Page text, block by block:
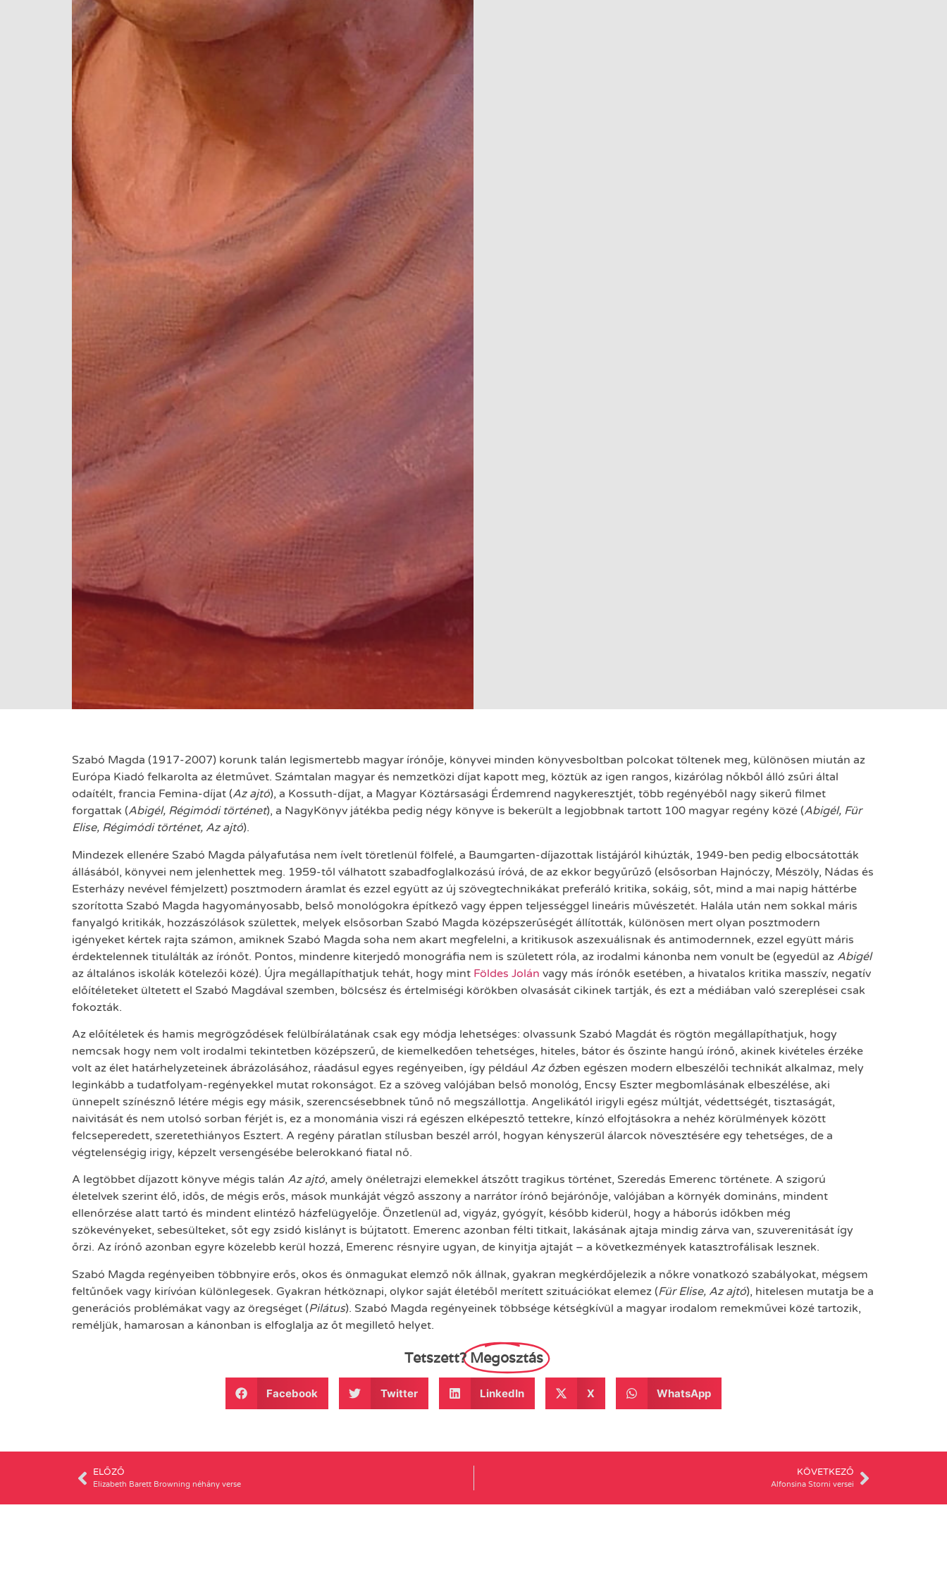
Szabó Magda (1917-2007) korunk talán legismertebb magyar írónője, könyvei minden könyvesboltban polcokat töltenek meg, különösen miután az
Európa Kiadó felkarolta az életművet. Számtalan magyar és nemzetközi díjat kapott meg, köztük az igen rangos, kizárólag nőkből álló zsűri által
odaítélt, francia Femina-díjat (Az ajtó), a Kossuth-díjat, a Magyar Köztársasági Érdemrend nagykeresztjét, több regényéből nagy sikerű filmet
forgattak (Abigél, Régimódi történet), a NagyKönyv játékba pedig négy könyve is bekerült a legjobbnak tartott 100 magyar regény közé (Abigél, Für
Elise, Régimódi történet, Az ajtó).
Mindezek ellenére Szabó Magda pályafutása nem ívelt töretlenül fölfelé, a Baumgarten-díjazottak listájáról kihúzták, 1949-ben pedig elbocsátották
állásából, könyvei nem jelenhettek meg. 1959-től válhatott szabadfoglalkozású íróvá, de az ekkor begyűrűző (elsősorban Hajnóczy, Mészöly, Nádas és
Esterházy nevével fémjelzett) posztmodern áramlat és ezzel együtt az új szövegtechnikákat preferáló kritika, sokáig, sőt, mind a mai napig háttérbe
szorította Szabó Magda hagyományosabb, belső monológokra építkező vagy éppen teljességgel lineáris művészetét. Halála után nem sokkal máris
fanyalgó kritikák, hozzászólások születtek, melyek elsősorban Szabó Magda középszerűségét állították, különösen mert olyan posztmodern
igényeket kértek rajta számon, amiknek Szabó Magda soha nem akart megfelelni, a kritikusok aszexuálisnak és antimodernnek, ezzel együtt máris
érdektelennek titulálták az írónőt. Pontos, mindenre kiterjedő monográfia nem is született róla, az irodalmi kánonba nem vonult be (egyedül az Abigél
az általános iskolák kötelezői közé). Újra megállapíthatjuk tehát, hogy mint Földes Jolán vagy más írónők esetében, a hivatalos kritika masszív, negatív
előítéleteket ültetett el Szabó Magdával szemben, bölcsész és értelmiségi körökben olvasását cikinek tartják, és ezt a médiában való szereplései csak
fokozták.
Az előítéletek és hamis megrögződések felülbírálatának csak egy módja lehetséges: olvassunk Szabó Magdát és rögtön megállapíthatjuk, hogy
nemcsak hogy nem volt irodalmi tekintetben középszerű, de kiemelkedően tehetséges, hiteles, bátor és őszinte hangú írónő, akinek kivételes érzéke
volt az élet határhelyzeteinek ábrázolásához, ráadásul egyes regényeiben, így például Az őzben egészen modern elbeszélői technikát alkalmaz, mely
leginkább a tudatfolyam-regényekkel mutat rokonságot. Ez a szöveg valójában belső monológ, Encsy Eszter megbomlásának elbeszélése, aki
ünnepelt színésznő létére mégis egy másik, szerencsésebbnek tűnő nő megszállottja. Angelikától irigyli egész múltját, védettségét, tisztaságát,
naivitását és nem utolsó sorban férjét is, ez a monománia viszi rá egészen elképesztő tettekre, kínzó elfojtásokra a nehéz körülmények között
felcseperedett, szeretethiányos Esztert. A regény páratlan stílusban beszél arról, hogyan kényszerül álarcok növesztésére egy tehetséges, de a
végtelenségig irigy, képzelt versengésébe belerokkanó fiatal nő.
A legtöbbet díjazott könyve mégis talán Az ajtó, amely önéletrajzi elemekkel átszőtt tragikus történet, Szeredás Emerenc története. A szigorú
életelvek szerint élő, idős, de mégis erős, mások munkáját végző asszony a narrátor írónő bejárónője, valójában a környék domináns, mindent
ellenőrzése alatt tartó és mindent elintéző házfelügyelője. Önzetlenül ad, vigyáz, gyógyít, később kiderül, hogy a háborús időkben még
szökevényeket, sebesülteket, sőt egy zsidó kislányt is bújtatott. Emerenc azonban félti titkait, lakásának ajtaja mindig zárva van, szuverenitását így
őrzi. Az írónő azonban egyre közelebb kerül hozzá, Emerenc résnyire ugyan, de kinyitja ajtaját – a következmények katasztrofálisak lesznek.
Szabó Magda regényeiben többnyire erős, okos és önmagukat elemző nők állnak, gyakran megkérdőjelezik a nőkre vonatkozó szabályokat, mégsem
feltűnőek vagy kirívóan különlegesek. Gyakran hétköznapi, olykor saját életéből merített szituációkat elemez (Für Elise, Az ajtó), hitelesen mutatja be a
generációs problémákat vagy az öregséget (Pilátus). Szabó Magda regényeinek többsége kétségkívül a magyar irodalom remekművei közé tartozik,
reméljük, hamarosan a kánonban is elfoglalja az őt megillető helyet.
Tetszett? Megosztás
Facebook Twitter LinkedIn X WhatsApp
ELŐZŐ
Elizabeth Barett Browning néhány verse
KÖVETKEZŐ
Alfonsina Storni versei